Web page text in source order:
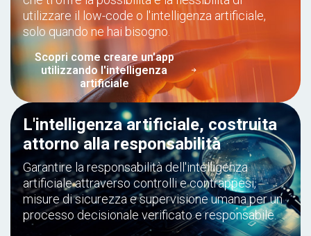
utilizzare il low-code o l'intelligenza artificiale,
solo quando ne hai bisogno.
Scopri come creare un'app
utilizzando l'intelligenza
artificiale
L'intelligenza artificiale, costruita
attorno alla responsabilità
Garantire la responsabilità dell'intelligenza
artificiale attraverso controlli e contrappesi,
misure di sicurezza e supervisione umana per un
processo decisionale verificato e responsabile.